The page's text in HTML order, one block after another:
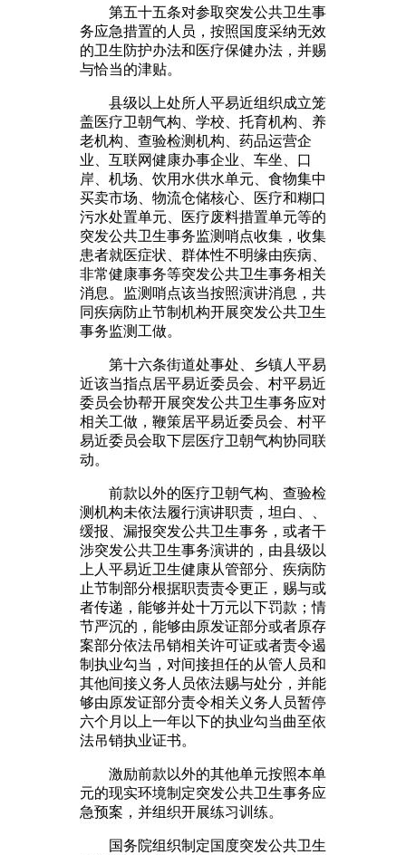
第五十五条对参取突发公共卫生事
务应急措置的人员，按照国度采纳无效
的卫生防护办法和医疗保健办法，并赐
与恰当的津贴。
县级以上处所人平易近组织成立笼
盖医疗卫朝气构、学校、托育机构、养
老机构、查验检测机构、药品运营企
业、互联网健康办事企业、车坐、口
岸、机场、饮用水供水单元、食物集中
买卖市场、物流仓储核心、医疗和糊口
污水处置单元、医疗废料措置单元等的
突发公共卫生事务监测哨点收集，收集
患者就医症状、群体性不明缘由疾病、
非常健康事务等突发公共卫生事务相关
消息。监测哨点该当按照演讲消息，共
同疾病防止节制机构开展突发公共卫生
事务监测工做。
第十六条街道处事处、乡镇人平易
近该当指点居平易近委员会、村平易近
委员会协帮开展突发公共卫生事务应对
相关工做，鞭策居平易近委员会、村平
易近委员会取下层医疗卫朝气构协同联
动。
前款以外的医疗卫朝气构、查验检
测机构未依法履行演讲职责，坦白、、
缓报、漏报突发公共卫生事务，或者干
涉突发公共卫生事务演讲的，由县级以
上人平易近卫生健康从管部分、疾病防
止节制部分根据职责责令更正，赐与或
者传递，能够并处十万元以下罚款；情
节严沉的，能够由原发证部分或者原存
案部分依法吊销相关许可证或者责令遏
制执业勾当，对间接担任的从管人员和
其他间接义务人员依法赐与处分，并能
够由原发证部分责令相关义务人员暂停
六个月以上一年以下的执业勾当曲至依
法吊销执业证书。
激励前款以外的其他单元按照本单
元的现实环境制定突发公共卫生事务应
急预案，并组织开展练习训练。
国务院组织制定国度突发公共卫生